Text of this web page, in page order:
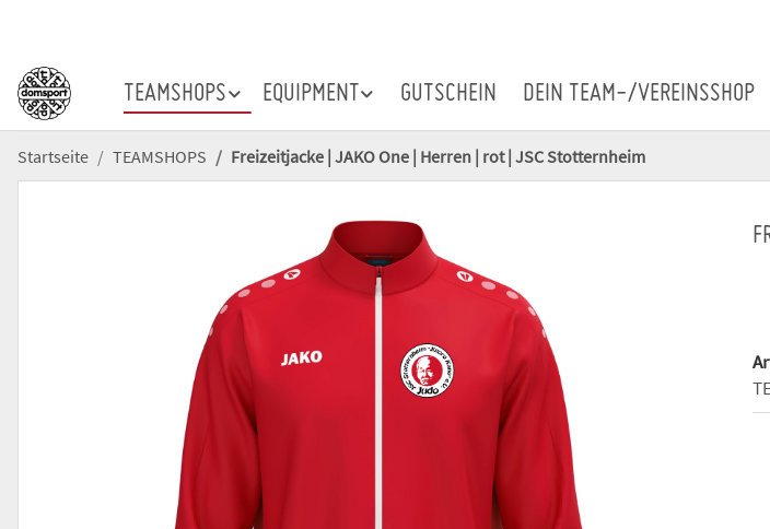
TEAMSHOPS EQUIPMENT GUTSCHEIN DEIN TEAM-/VEREINSSHOP
Startseite TEAMSHOPS Freizeitjacke | JAKO One | Herren | rot | JSC Stotternheim